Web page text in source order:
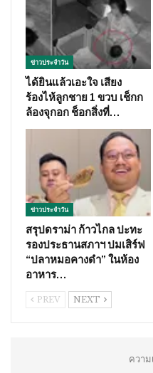
ข่าวประจำวัน
ได้ยินแล้วเอะใจ เสียง
ร้องไห้ลูกชาย 1 ขวบ เช็กก
ล้องจุกอก ช็อกสิ่งที่…
ข่าวประจำวัน
สรุปดราม่า ก้าวไกล ปะทะ
รองประธานสภาฯ ปมเสิร์ฟ
“ปลาหมอคางดำ” ในห้อง
อาหาร…
PREV NEXT
ควา